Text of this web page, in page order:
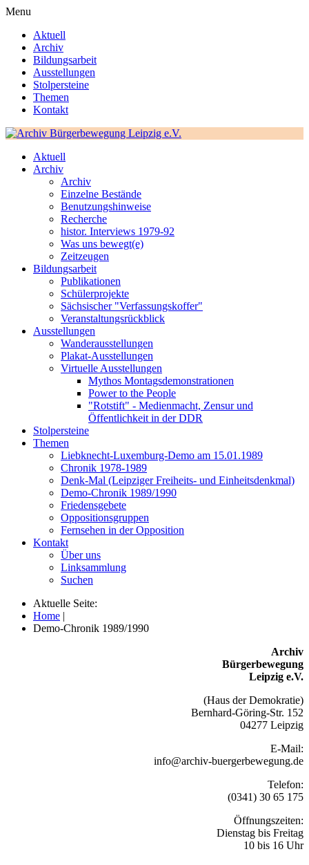
Menu
Aktuell
Archiv
Bildungsarbeit
Ausstellungen
Stolpersteine
Themen
Kontakt
Aktuell
Archiv
Archiv
Einzelne Bestände
Benutzungshinweise
Recherche
histor. Interviews 1979-92
Was uns bewegt(e)
Zeitzeugen
Bildungsarbeit
Publikationen
Schülerprojekte
Sächsischer "Verfassungskoffer"
Veranstaltungsrückblick
Ausstellungen
Wanderausstellungen
Plakat-Ausstellungen
Virtuelle Ausstellungen
Mythos Montagsdemonstrationen
Power to the People
"Rotstift" - Medienmacht, Zensur und
Öffentlichkeit in der DDR
Stolpersteine
Themen
Liebknecht-Luxemburg-Demo am 15.01.1989
Chronik 1978-1989
Denk-Mal (Leipziger Freiheits- und Einheitsdenkmal)
Demo-Chronik 1989/1990
Friedensgebete
Oppositionsgruppen
Fernsehen in der Opposition
Kontakt
Über uns
Linksammlung
Suchen
Aktuelle Seite:
Home |
Demo-Chronik 1989/1990
Archiv
Bürgerbewegung
Leipzig e.V.
(Haus der Demokratie)
Bernhard-Göring-Str. 152
04277 Leipzig
E-Mail:
info@archiv-buergerbewegung.de
Telefon:
(0341) 30 65 175
Öffnungszeiten:
Dienstag bis Freitag
10 bis 16 Uhr